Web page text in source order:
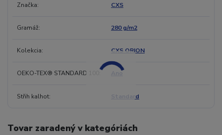
Značka CXS
Gramáž 280 g/m2
Kolekcia CXS ORION
OEKO-TEX® STANDARD 100 Ano
Střih kalhot Standard
Tovar zaradený v kategóriách